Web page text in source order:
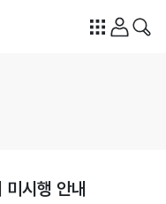
시행 안내